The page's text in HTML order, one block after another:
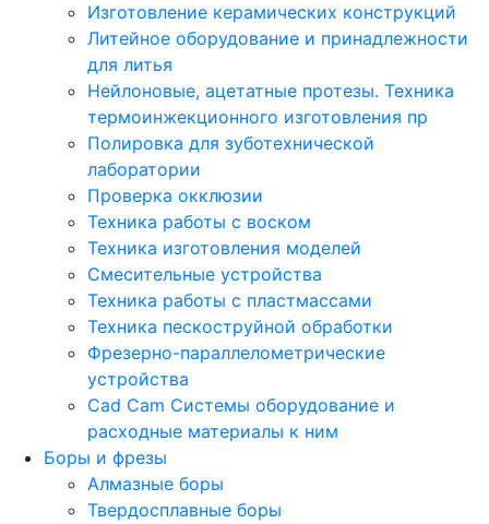
Изготовление керамических конструкций
Литейное оборудование и принадлежности
для литья
Нейлоновые, ацетатные протезы. Техника
термоинжекционного изготовления пр
Полировка для зуботехнической
лаборатории
Проверка окклюзии
Техника работы с воском
Техника изготовления моделей
Смесительные устройства
Техника работы с пластмассами
Техника пескоструйной обработки
Фрезерно-параллелометрические
устройства
Cad Cam Системы оборудование и
расходные материалы к ним
Боры и фрезы
Алмазные боры
Твердосплавные боры